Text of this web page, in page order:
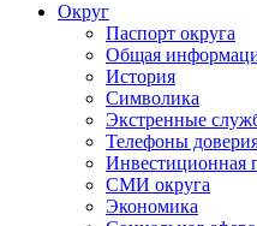
Округ
Паспорт округа
Общая
История
Символика
Экстренные
Телефоны
Инвестиционная
СМИ округа
Экономика